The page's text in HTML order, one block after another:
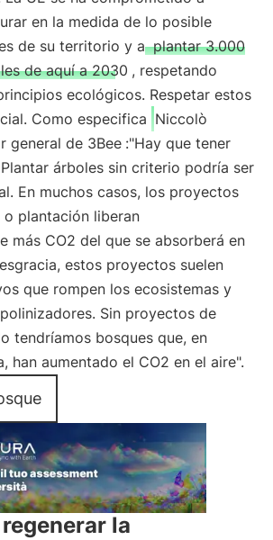
en la medida de lo posible
de su territorio y a plantar 3.000
de aquí a 2030 , respetando
ecológicos. Respetar estos
Como especifica Niccolò
general de 3Bee :"Hay que tener
árboles sin criterio podría ser
En muchos casos, los proyectos
plantación liberan
más CO2 del que se absorberá en
estos proyectos suelen
que rompen los ecosistemas y
Sin proyectos de
tendríamos bosques que, en
han aumentado el CO2 en el aire".
la